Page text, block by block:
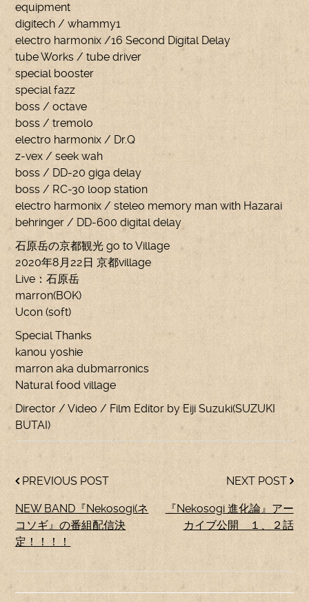
equipment
digitech / whammy1
electro harmonix /16 Second Digital Delay
tube Works / tube driver
special booster
special fazz
boss / octave
boss / tremolo
electro harmonix / Dr.Q
z-vex / seek wah
boss / DD-20 giga delay
boss / RC-30 loop station
electro harmonix / steleo memory man with Hazarai
behringer / DD-600 digital delay
石原岳の京都観光 go to Village
2020年8月22日 京都village
Live：石原岳
marron(BOK)
Ucon (soft)
Special Thanks
kanou yoshie
marron aka dubmarronics
Natural food village
Director / Video / Film Editor by Eiji Suzuki(SUZUKI
BUTAI)
PREVIOUS POST
NEW BAND『Nekosogi(ネ
コソギ』の番組配信決
定！！！！
NEXT POST
『Nekosogi 進化論』アー
カイブ公開 １、２話